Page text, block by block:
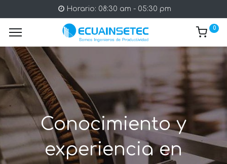
Horario: 08:30 am - 05:30 pm
0
Conocimiento y
experiencia en